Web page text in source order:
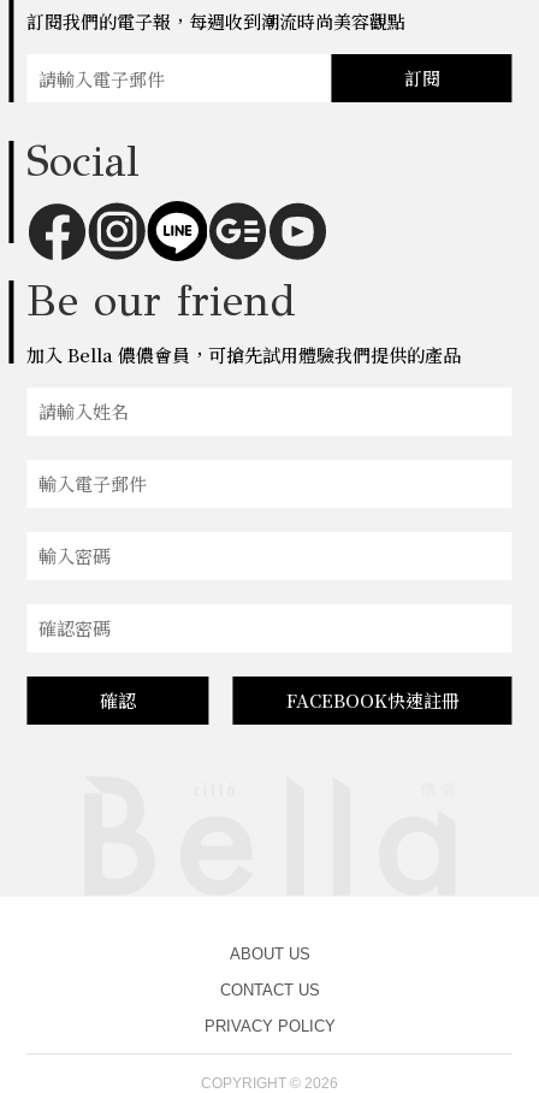
訂閱我們的電子報，每週收到潮流時尚美容觀點
訂閱
Social
Be our friend
加入 Bella 儂儂會員，可搶先試用體驗我們提供的產品
確認 FACEBOOK快速註冊
ABOUT US
CONTACT US
PRIVACY POLICY
COPYRIGHT © 2026